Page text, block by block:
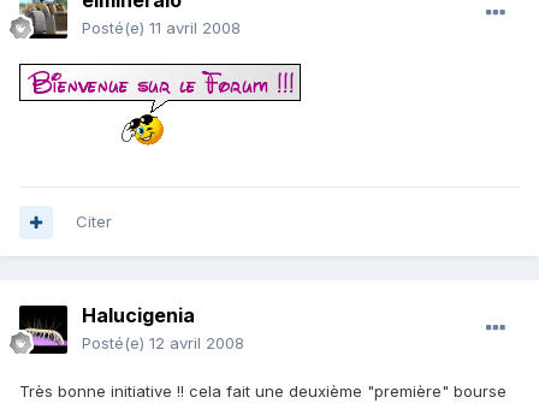
Posté(e) 11 avril 2008
Citer
Halucigenia
Posté(e) 12 avril 2008
Très bonne initiative !! cela fait une deuxième "première" bourse